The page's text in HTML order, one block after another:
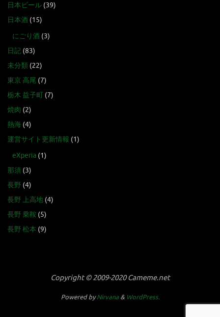
日本ビール (39)
日本酒 (15)
にごり酒 (3)
日記 (83)
未分類 (22)
東京 高尾 (7)
栃木 益子町 (7)
焼肉 (2)
熱海 (4)
運営サイト更新情報 (1)
eXperia (1)
那須 (3)
長野 (4)
長野 上高地 (4)
長野 乗鞍 (5)
長野 松本 (9)
Copyright © 2009-2020 Cameme.net
Powered byNirvana& WordPress.